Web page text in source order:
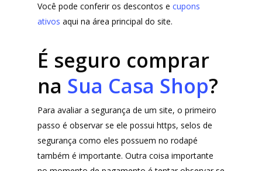
Você pode conferir os descontos e cupons
ativos aqui na área principal do site.
É seguro comprar
na Sua Casa Shop?
Para avaliar a segurança de um site, o primeiro
passo é observar se ele possui https, selos de
segurança como eles possuem no rodapé
também é importante. Outra coisa importante
Laluna Modas